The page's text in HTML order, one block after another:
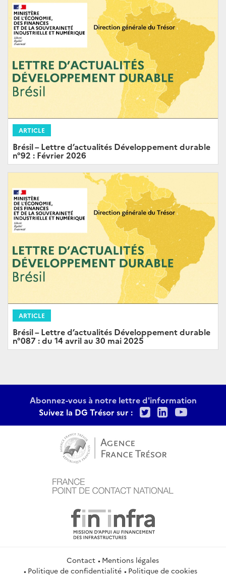
ARTICLE
Brésil – Lettre d’actualités Développement durable
n°92 : Février 2026
ARTICLE
Brésil – Lettre d’actualités Développement durable
n°087 : du 14 avril au 30 mai 2025
Abonnez-vous à notre lettre d'information
Suivez la DG Trésor sur :
TwitterLinkedIn
Contact
Mentions légales
Politique de confidentialité
Politique de cookies